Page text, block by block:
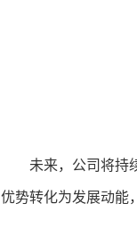
未来，公司将持
优势转化为发展动能